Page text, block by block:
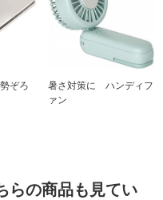
ぞろ
暑さ対策に ハンディフ
ァン
らの商品も見てい